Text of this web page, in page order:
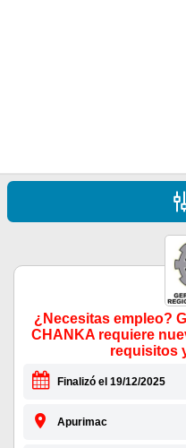
¿Necesitas empleo?
CHANKA requiere
requisitos
Finalizó el 19/12/2025
Apurimac